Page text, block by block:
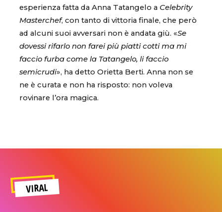
esperienza fatta da Anna Tatangelo a Celebrity
Masterchef, con tanto di vittoria finale, che però
ad alcuni suoi avversari non è andata giù. «Se
dovessi rifarlo non farei più piatti cotti ma mi
faccio furba come la Tatangelo, li faccio
semicrudi», ha detto Orietta Berti. Anna non se
ne è curata e non ha risposto: non voleva
rovinare l’ora magica.
VIRAL